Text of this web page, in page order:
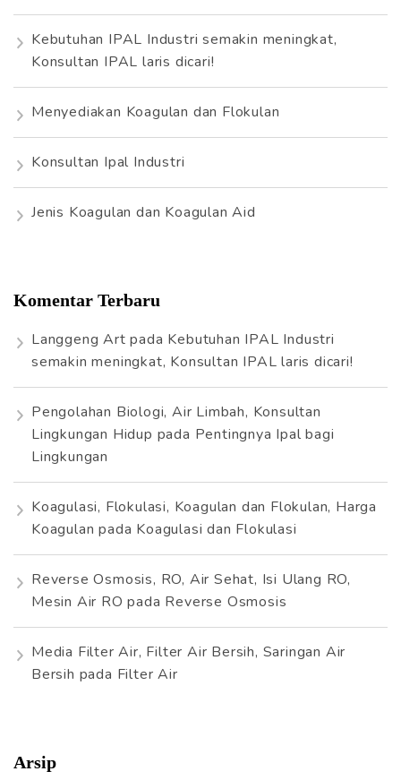
:
Kebutuhan IPAL Industri semakin meningkat,
Konsultan IPAL laris dicari!
Menyediakan Koagulan dan Flokulan
Konsultan Ipal Industri
Jenis Koagulan dan Koagulan Aid
Komentar Terbaru
Langgeng Art pada Kebutuhan IPAL Industri
semakin meningkat, Konsultan IPAL laris dicari!
Pengolahan Biologi, Air Limbah, Konsultan
Lingkungan Hidup pada Pentingnya Ipal bagi
Lingkungan
Koagulasi, Flokulasi, Koagulan dan Flokulan, Harga
Koagulan pada Koagulasi dan Flokulasi
Reverse Osmosis, RO, Air Sehat, Isi Ulang RO,
Mesin Air RO pada Reverse Osmosis
Media Filter Air, Filter Air Bersih, Saringan Air
Bersih pada Filter Air
Arsip